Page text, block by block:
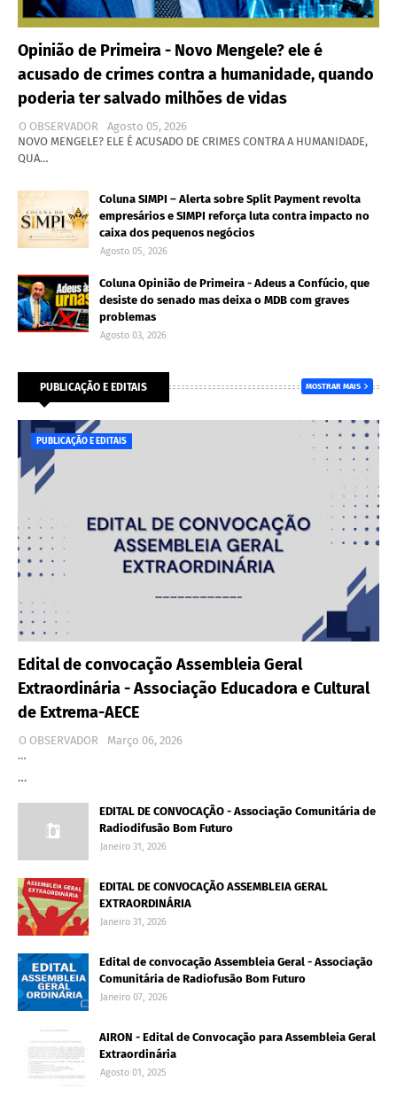
Opinião de Primeira - Novo Mengele? ele é
acusado de crimes contra a humanidade, quando
poderia ter salvado milhões de vidas
O OBSERVADOR
Agosto 05, 2026
NOVO MENGELE? ELE É ACUSADO DE CRIMES CONTRA A HUMANIDADE,
QUA…
Coluna SIMPI – Alerta sobre Split Payment revolta
empresários e SIMPI reforça luta contra impacto no
caixa dos pequenos negócios
Agosto 05, 2026
Coluna Opinião de Primeira - Adeus a Confúcio, que
desiste do senado mas deixa o MDB com graves
problemas
Agosto 03, 2026
PUBLICAÇÃO E EDITAIS MOSTRAR MAIS
PUBLICAÇÃO E EDITAIS
Edital de convocação Assembleia Geral
Extraordinária - Associação Educadora e Cultural
de Extrema-AECE
O OBSERVADOR
Março 06, 2026
…
…
EDITAL DE CONVOCAÇÃO - Associação Comunitária de
Radiodifusão Bom Futuro
Janeiro 31, 2026
EDITAL DE CONVOCAÇÃO ASSEMBLEIA GERAL
EXTRAORDINÁRIA
Janeiro 31, 2026
Edital de convocação Assembleia Geral - Associação
Comunitária de Radiofusão Bom Futuro
Janeiro 07, 2026
AIRON - Edital de Convocação para Assembleia Geral
Extraordinária
Agosto 01, 2025